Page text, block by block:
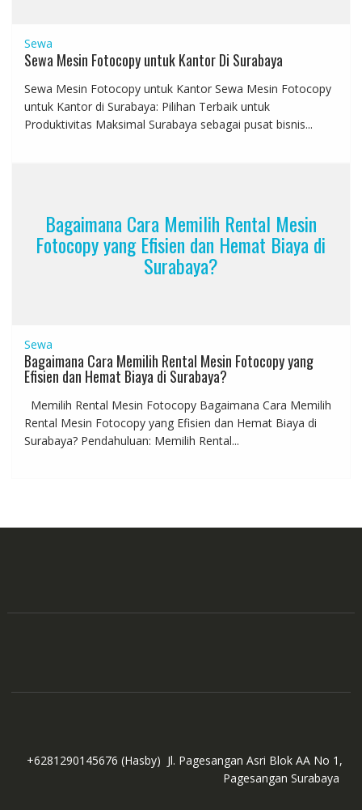
Sewa
Sewa Mesin Fotocopy untuk Kantor Di Surabaya
Sewa Mesin Fotocopy untuk Kantor Sewa Mesin Fotocopy
untuk Kantor di Surabaya: Pilihan Terbaik untuk
Produktivitas Maksimal Surabaya sebagai pusat bisnis...
Bagaimana Cara Memilih Rental Mesin
Fotocopy yang Efisien dan Hemat Biaya di
Surabaya?
Sewa
Bagaimana Cara Memilih Rental Mesin Fotocopy yang
Efisien dan Hemat Biaya di Surabaya?
Memilih Rental Mesin Fotocopy Bagaimana Cara Memilih
Rental Mesin Fotocopy yang Efisien dan Hemat Biaya di
Surabaya? Pendahuluan: Memilih Rental...
+6281290145676 (Hasby) Jl. Pagesangan Asri Blok AA No 1,
Pagesangan Surabaya